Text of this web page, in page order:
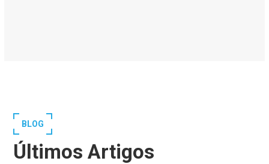
BLOG
Últimos Artigos